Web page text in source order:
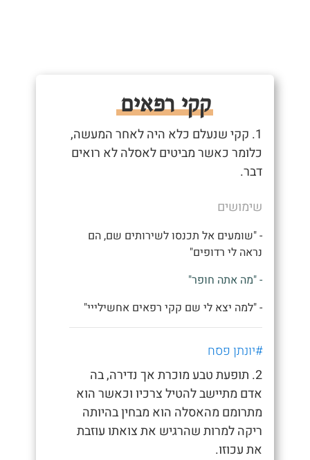
קקי רפאים
1. קקי שנעלם כלא היה לאחר המעשה,
כלומר כאשר מביטים לאסלה לא רואים
דבר.
שימושים
- "שומעים אל תכנסו לשירותים שם, הם
נראה לי רדופים"
- "מה אתה חופר"
- "למה יצא לי שם קקי רפאים אחשילייי"
#יונתן פסח
2. תופעת טבע מוכרת אך נדירה, בה
אדם מתיישב להטיל צרכיו וכאשר הוא
מתרומם מהאסלה הוא מבחין בהיותה
ריקה למרות שהרגיש את צואתו עוזבת
את עכוזו.